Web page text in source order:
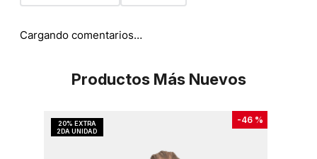
Cargando comentarios…
Productos Más Nuevos
-46 %